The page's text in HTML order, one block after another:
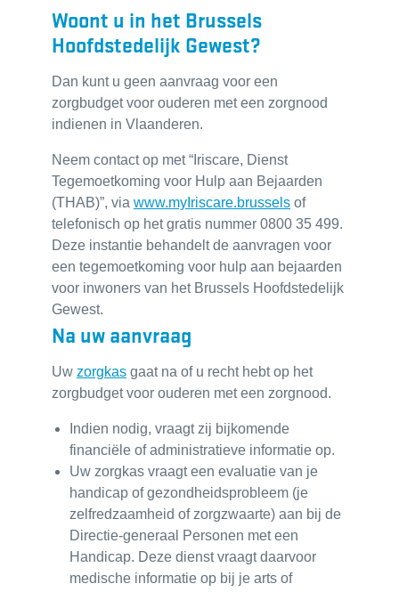
Woont u in het Brussels
Hoofdstedelijk Gewest?
Dan kunt u geen aanvraag voor een
zorgbudget voor ouderen met een zorgnood
indienen in Vlaanderen.
Neem contact op met “Iriscare, Dienst
Tegemoetkoming voor Hulp aan Bejaarden
(THAB)”, via www.myIriscare.brussels of
telefonisch op het gratis nummer 0800 35 499.
Deze instantie behandelt de aanvragen voor
een tegemoetkoming voor hulp aan bejaarden
voor inwoners van het Brussels Hoofdstedelijk
Gewest.
Na uw aanvraag
Uw zorgkas gaat na of u recht hebt op het
zorgbudget voor ouderen met een zorgnood.
Indien nodig, vraagt zij bijkomende
financiële of administratieve informatie op.
Uw zorgkas vraagt een evaluatie van je
handicap of gezondheidsprobleem (je
zelfredzaamheid of zorgzwaarte) aan bij de
Directie-generaal Personen met een
Handicap. Deze dienst vraagt daarvoor
medische informatie op bij je arts of